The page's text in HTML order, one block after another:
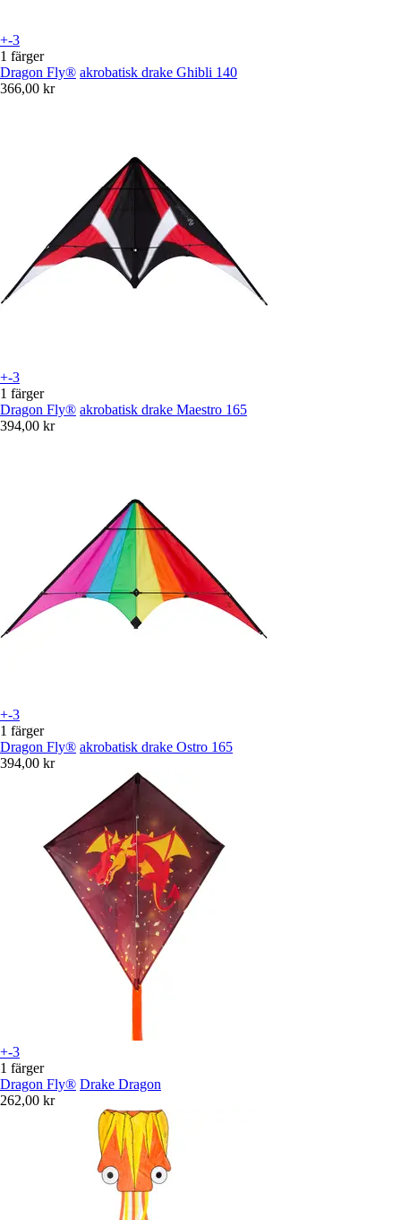
+-3
1 färger
Dragon Fly® akrobatisk drake Ghibli 140
366,00 kr
+-3
1 färger
Dragon Fly® akrobatisk drake Maestro 165
394,00 kr
+-3
1 färger
Dragon Fly® akrobatisk drake Ostro 165
394,00 kr
+-3
1 färger
Dragon Fly® Drake Dragon
262,00 kr